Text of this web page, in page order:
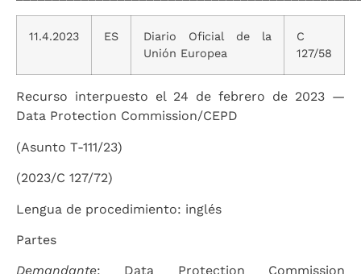
11.4.2023 ES
Diario Oficial de la
Unión Europea
C
127/58
Recurso interpuesto el 24 de febrero de 2023 —
Data Protection Commission/CEPD
(Asunto T-111/23)
(2023/C 127/72)
Lengua de procedimiento: inglés
Partes
Demandante: Data Protection Commission